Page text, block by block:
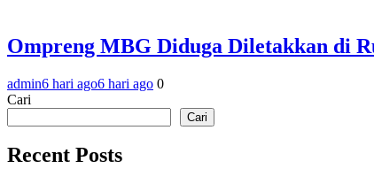
Ompreng MBG Diduga Diletakkan di
admin6 hari ago6 hari ago 0
Cari
Cari
Recent Posts